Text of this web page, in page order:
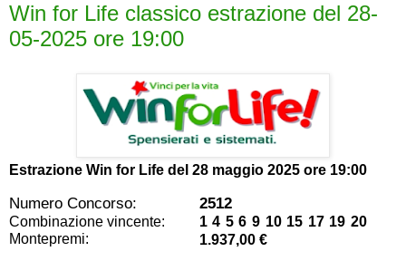
Win for Life classico estrazione del 28-
05-2025 ore 19:00
Estrazione Win for Life del 28 maggio 2025 ore 19:00
Numero Concorso: 2512
Combinazione vincente:
1 4 5 6 9 10 15 17 19 20
Montepremi:
1.937,00 €